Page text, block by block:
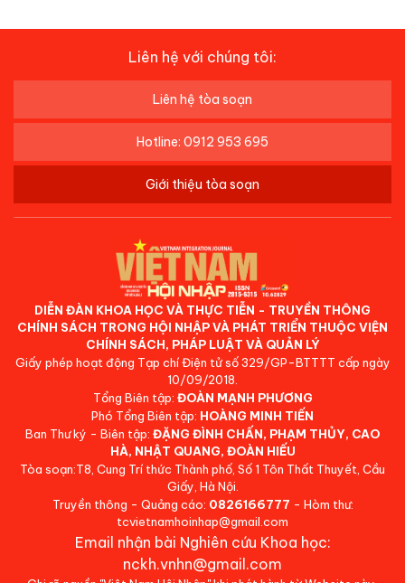
Liên hệ với chúng tôi:
Liên hệ tòa soạn
Hotline: 0912 953 695
Giới thiệu tòa soạn
DIỄN ĐÀN KHOA HỌC VÀ THỰC TIỄN - TRUYỀN THÔNG
CHÍNH SÁCH TRONG HỘI NHẬP VÀ PHÁT TRIỂN THUỘC VIỆN
CHÍNH SÁCH, PHÁP LUẬT VÀ QUẢN LÝ
Giấy phép hoạt động Tạp chí Điện tử số 329/GP-BTTTT cấp ngày
10/09/2018.
Tổng Biên tập: ĐOÀN MẠNH PHƯƠNG
Phó Tổng Biên tập: HOÀNG MINH TIẾN
Ban Thư ký - Biên tập: ĐẶNG ĐÌNH CHẤN, PHẠM THỦY, CAO
HÀ, NHẬT QUANG, ĐOÀN HIẾU
Tòa soạn:T8, Cung Trí thức Thành phố, Số 1 Tôn Thất Thuyết, Cầu
Giấy, Hà Nội.
Truyền thông - Quảng cáo: 0826166777 - Hòm thư:
tcvietnamhoinhap@gmail.com
Email nhận bài Nghiên cứu Khoa học:
nckh.vnhn@gmail.com